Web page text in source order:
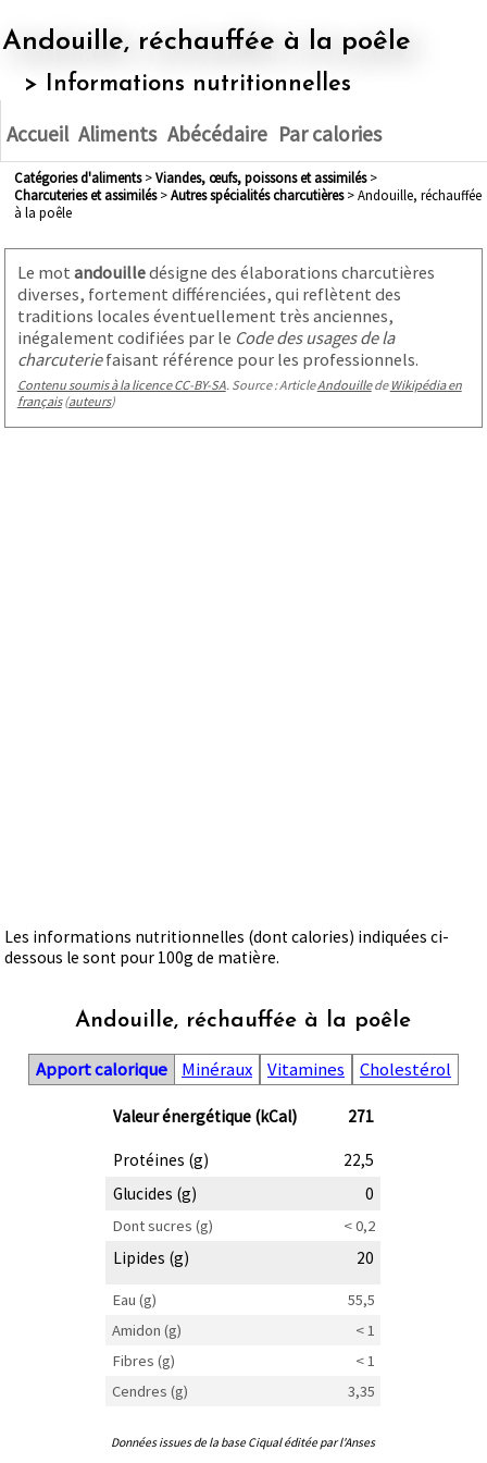
Andouille, réchauffée à la poêle
> Informations nutritionnelles
Accueil Aliments Abécédaire Par calories
Catégories d'aliments> viandes, œufs, poissons et assimilés>
charcuteries et assimilés> autres spécialités charcutières> Andouille, réchauffée
à la poêle
Le mot andouilledésigne des élaborations charcutières
diverses, fortement différenciées, qui reflètent des
traditions locales éventuellement très anciennes,
inégalement codifiées par le Code des usages de la
charcuteriefaisant référence pour les professionnels.
Contenu soumis à la licence CC-BY-SA. Source : ArticleAndouillede Wikipédia en
français(auteurs)
Les informations nutritionnelles (dont calories) indiquées ci-
dessous le sont pour 100g de matière.
Andouille, réchauffée à la poêle
Apport calorique Minéraux Vitamines Cholestérol
Valeur énergétique (kCal) 271
Protéines (g)
22,5
Glucides (g)
0
Dont sucres (g) < 0,2
Lipides (g) 20
Eau (g)
55,5
Amidon (g)
< 1
Fibres (g)
< 1
Cendres (g)
3,35
Données issues de la base Ciqual éditée par l'Anses